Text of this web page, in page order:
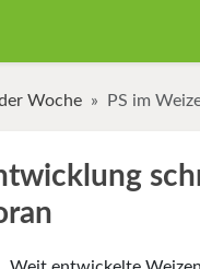
Woche PS im